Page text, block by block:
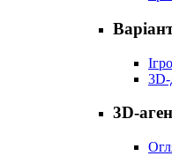
3D-
3D-